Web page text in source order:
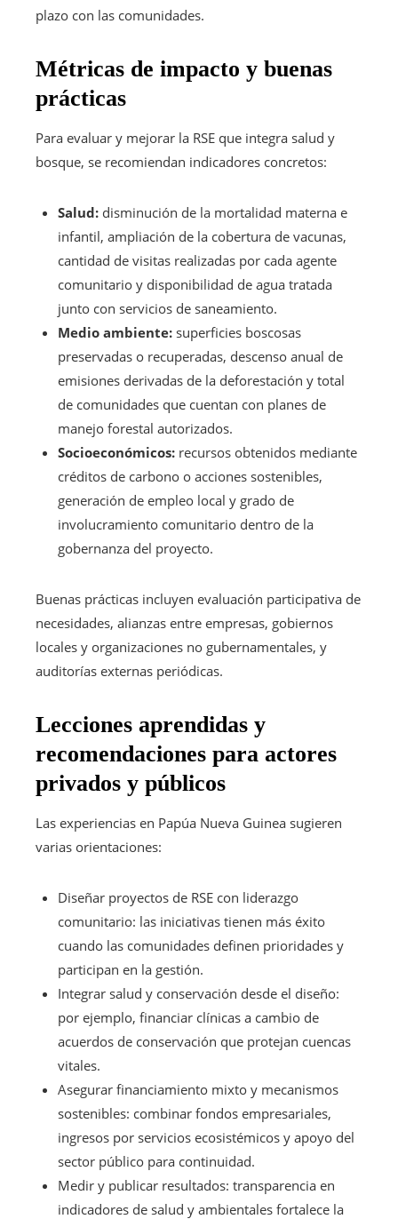
plazo con las comunidades.
Métricas de impacto y buenas
prácticas
Para evaluar y mejorar la RSE que integra salud y
bosque, se recomiendan indicadores concretos:
Salud: disminución de la mortalidad materna e
infantil, ampliación de la cobertura de vacunas,
cantidad de visitas realizadas por cada agente
comunitario y disponibilidad de agua tratada
junto con servicios de saneamiento.
Medio ambiente: superficies boscosas
preservadas o recuperadas, descenso anual de
emisiones derivadas de la deforestación y total
de comunidades que cuentan con planes de
manejo forestal autorizados.
Socioeconómicos: recursos obtenidos mediante
créditos de carbono o acciones sostenibles,
generación de empleo local y grado de
involucramiento comunitario dentro de la
gobernanza del proyecto.
Buenas prácticas incluyen evaluación participativa de
necesidades, alianzas entre empresas, gobiernos
locales y organizaciones no gubernamentales, y
auditorías externas periódicas.
Lecciones aprendidas y
recomendaciones para actores
privados y públicos
Las experiencias en Papúa Nueva Guinea sugieren
varias orientaciones:
Diseñar proyectos de RSE con liderazgo
comunitario: las iniciativas tienen más éxito
cuando las comunidades definen prioridades y
participan en la gestión.
Integrar salud y conservación desde el diseño:
por ejemplo, financiar clínicas a cambio de
acuerdos de conservación que protejan cuencas
vitales.
Asegurar financiamiento mixto y mecanismos
sostenibles: combinar fondos empresariales,
ingresos por servicios ecosistémicos y apoyo del
sector público para continuidad.
Medir y publicar resultados: transparencia en
indicadores de salud y ambientales fortalece la